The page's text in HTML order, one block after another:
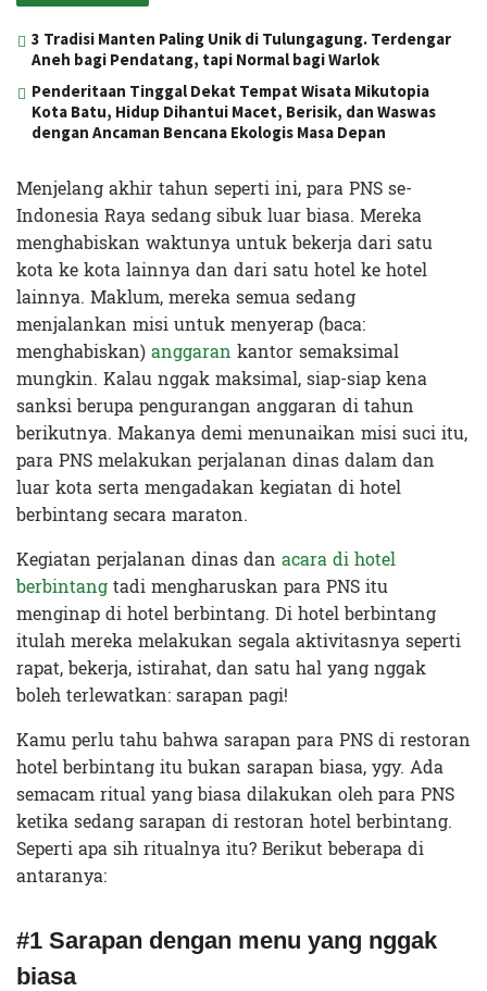
3 Tradisi Manten Paling Unik di Tulungagung. Terdengar
Aneh bagi Pendatang, tapi Normal bagi Warlok
Penderitaan Tinggal Dekat Tempat Wisata Mikutopia
Kota Batu, Hidup Dihantui Macet, Berisik, dan Waswas
dengan Ancaman Bencana Ekologis Masa Depan
Menjelang akhir tahun seperti ini, para PNS se-
Indonesia Raya sedang sibuk luar biasa. Mereka
menghabiskan waktunya untuk bekerja dari satu
kota ke kota lainnya dan dari satu hotel ke hotel
lainnya. Maklum, mereka semua sedang
menjalankan misi untuk menyerap (baca:
menghabiskan)anggaran kantor semaksimal
mungkin. Kalau nggak maksimal, siap-siap kena
sanksi berupa pengurangan anggaran di tahun
berikutnya. Makanya demi menunaikan misi suci itu,
para PNS melakukan perjalanan dinas dalam dan
luar kota serta mengadakan kegiatan di hotel
berbintang secara maraton.
Kegiatan perjalanan dinas dan acara di hotel
berbintangtadi mengharuskan para PNS itu
menginap di hotel berbintang. Di hotel berbintang
itulah mereka melakukan segala aktivitasnya seperti
rapat, bekerja, istirahat, dan satu hal yang nggak
boleh terlewatkan: sarapan pagi!
Kamu perlu tahu bahwa sarapan para PNS di restoran
hotel berbintang itu bukan sarapan biasa, ygy. Ada
semacam ritual yang biasa dilakukan oleh para PNS
ketika sedang sarapan di restoran hotel berbintang.
Seperti apa sih ritualnya itu? Berikut beberapa di
antaranya:
#1 Sarapan dengan menu yang nggak
biasa